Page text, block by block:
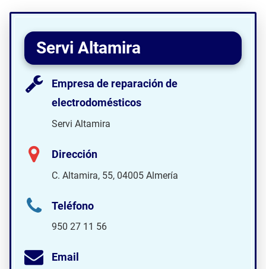
Servi Altamira
Empresa de reparación de
electrodomésticos
Servi Altamira
Dirección
C. Altamira, 55, 04005 Almería
Teléfono
950 27 11 56
Email